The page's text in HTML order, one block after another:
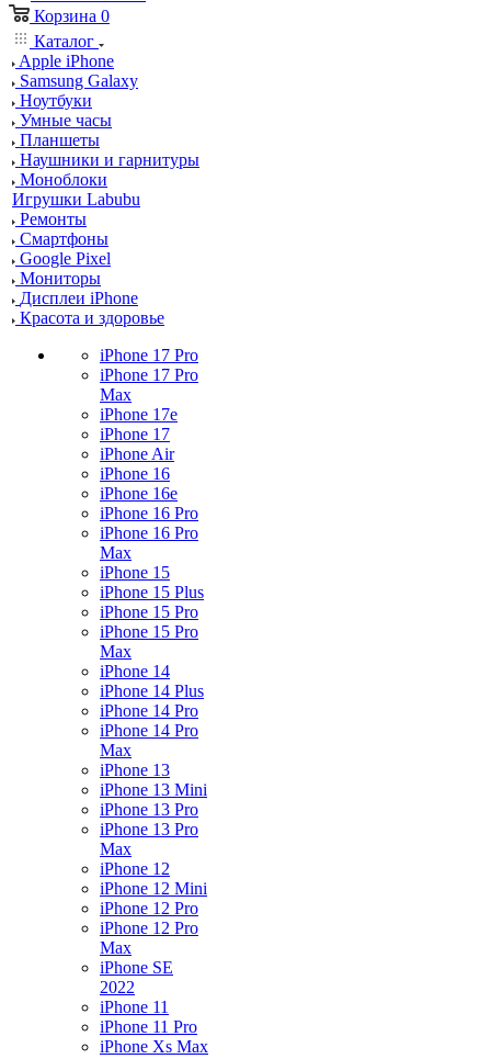
Корзина 0
Каталог
Apple iPhone
Samsung Galaxy
Ноутбуки
Умные часы
Планшеты
Наушники и гарнитуры
Моноблоки
Игрушки Labubu
Ремонты
Смартфоны
Google Pixel
Мониторы
Дисплеи iPhone
Красота и здоровье
iPhone 17 Pro
iPhone 17 Pro
Max
iPhone 17e
iPhone 17
iPhone Air
iPhone 16
iPhone 16e
iPhone 16 Pro
iPhone 16 Pro
Max
iPhone 15
iPhone 15 Plus
iPhone 15 Pro
iPhone 15 Pro
Max
iPhone 14
iPhone 14 Plus
iPhone 14 Pro
iPhone 14 Pro
Max
iPhone 13
iPhone 13 Mini
iPhone 13 Pro
iPhone 13 Pro
Max
iPhone 12
iPhone 12 Mini
iPhone 12 Pro
iPhone 12 Pro
Max
iPhone SE
2022
iPhone 11
iPhone 11 Pro
iPhone Xs Max